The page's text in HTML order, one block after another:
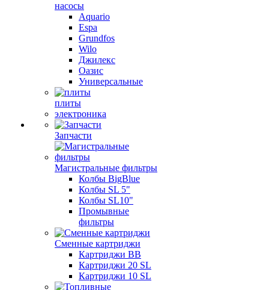
насосы
Aquario
Espa
Grundfos
Wilo
Джилекс
Оазис
Универсальные
плиты
электроника
Запчасти
Магистральные фильтры
Колбы BigBlue
Колбы SL 5"
Колбы SL10"
Промывные
фильтры
Сменные картриджи
Картриджи BB
Картриджи 20 SL
Картриджи 10 SL